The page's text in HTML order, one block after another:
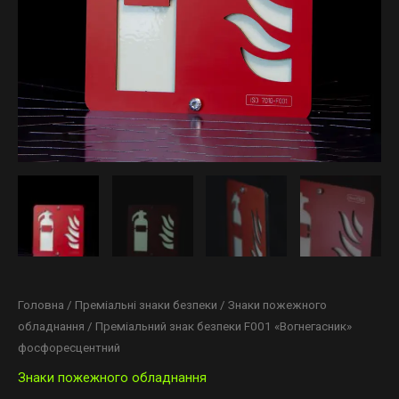
Головна / Преміальні знаки безпеки / Знаки пожежного
обладнання / Преміальний знак безпеки F001 «Вогнегасник»
фосфоресцентний
Знаки пожежного обладнання